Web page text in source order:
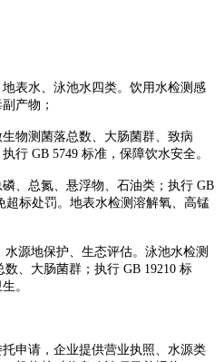
表水、泳池水四类。饮用水检测感
产物；
物测菌落总数、大肠菌群、致病
行 GB 5749 标准，保障饮水安全。
、总氮、悬浮物、石油类；执行 GB
超标处罚。地表水检测溶解氧、高锰
源地保护、生态评估。泳池水检测
、大肠菌群；执行 GB 19210 标
。
申请，企业提供营业执照、水源类